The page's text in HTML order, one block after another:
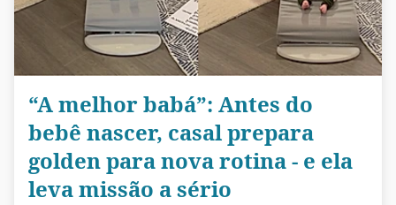
“A melhor babá”: Antes do
bebê nascer, casal prepara
golden para nova rotina - e ela
leva missão a sério